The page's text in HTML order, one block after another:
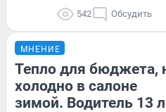
542 Обсудить
МНЕНИЕ
Тепло для бюджета,
холодно в салоне
зимой. Водитель 13